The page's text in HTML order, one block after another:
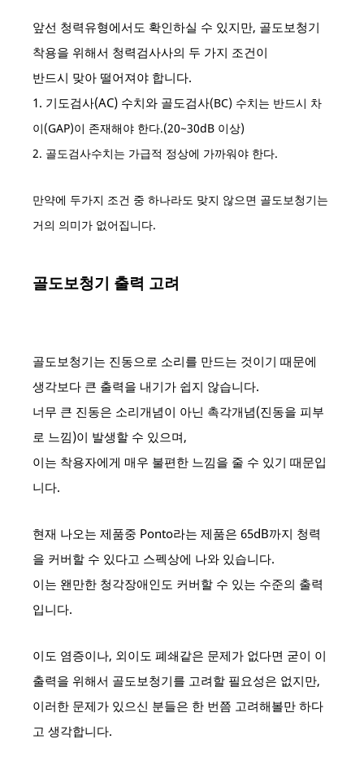
앞선 청력유형에서도 확인하실 수 있지만, 골도보청기
착용을 위해서 청력검사사의 두 가지 조건이
반드시 맞아 떨어져야 합니다.
1. 기도검사(AC) 수치와 골도검사(BC) 수치는 반드시 차
이(GAP)이 존재해야 한다.(20~30dB 이상)
2. 골도검사수치는 가급적 정상에 가까워야 한다.
만약에 두가지 조건 중 하나라도 맞지 않으면 골도보청기는
거의 의미가 없어집니다.
골도보청기 출력 고려
골도보청기는 진동으로 소리를 만드는 것이기 때문에
생각보다 큰 출력을 내기가 쉽지 않습니다.
너무 큰 진동은 소리개념이 아닌 촉각개념(진동을 피부
로 느낌)이 발생할 수 있으며,
이는 착용자에게 매우 불편한 느낌을 줄 수 있기 때문입
니다.
현재 나오는 제품중 Ponto라는 제품은 65dB까지 청력
을 커버할 수 있다고 스펙상에 나와 있습니다.
이는 왠만한 청각장애인도 커버할 수 있는 수준의 출력
입니다.
이도 염증이나, 외이도 폐쇄같은 문제가 없다면 굳이 이
출력을 위해서 골도보청기를 고려할 필요성은 없지만,
이러한 문제가 있으신 분들은 한 번쯤 고려해볼만 하다
고 생각합니다.